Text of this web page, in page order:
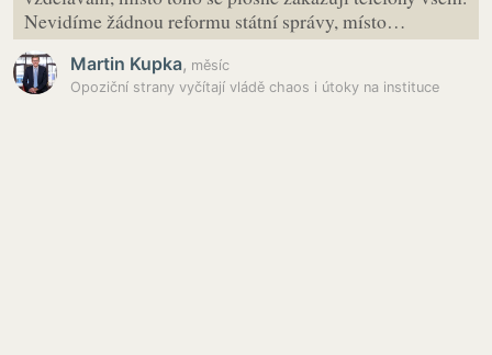
Nevidíme žádnou reformu státní správy, místo…
Martin Kupka, měsíc
Opoziční strany vyčítají vládě chaos i útoky na instituce